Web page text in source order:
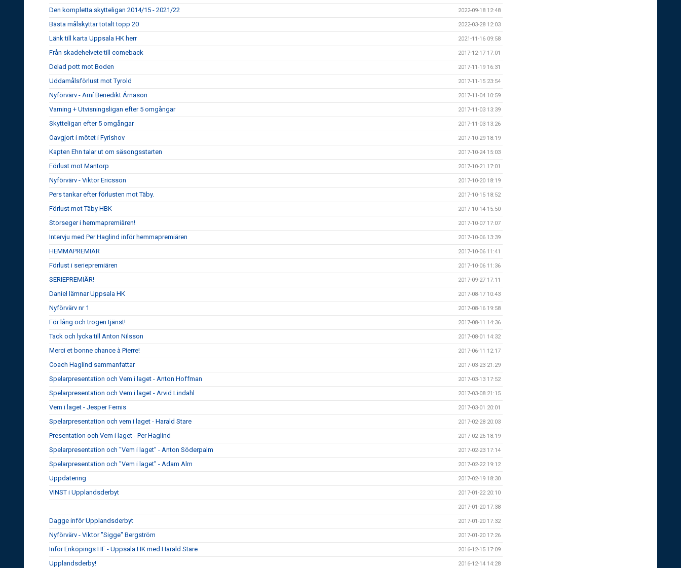
Den kompletta skytteligan 2014/15 - 2021/22 2022-09-18 12:48
Bästa målskyttar totalt topp 20 2022-03-28 12:03
Länk till karta Uppsala HK herr 2021-11-16 09:58
Från skadehelvete till comeback 2017-12-17 17:01
Delad pott mot Boden 2017-11-19 16:31
Uddamålsförlust mot Tyrold 2017-11-15 23:54
Nyförvärv - Arní Benedikt Árnason 2017-11-04 10:59
Varning + Utvisningsligan efter 5 omgångar 2017-11-03 13:39
Skytteligan efter 5 omgångar 2017-11-03 13:26
Oavgjort i mötet i Fyrishov 2017-10-29 18:19
Kapten Ehn talar ut om säsongsstarten 2017-10-24 15:03
Förlust mot Mantorp 2017-10-21 17:01
Nyförvärv - Viktor Ericsson 2017-10-20 18:19
Pers tankar efter förlusten mot Täby. 2017-10-15 18:52
Förlust mot Täby HBK 2017-10-14 15:50
Storseger i hemmapremiären! 2017-10-07 17:07
Intervju med Per Haglind inför hemmapremiären 2017-10-06 13:39
HEMMAPREMIÄR 2017-10-06 11:41
Förlust i seriepremiären 2017-10-06 11:36
SERIEPREMIÄR! 2017-09-27 17:11
Daniel lämnar Uppsala HK 2017-08-17 10:43
Nyförvärv nr 1 2017-08-16 19:58
För lång och trogen tjänst! 2017-08-11 14:36
Tack och lycka till Anton Nilsson 2017-08-01 14:32
Merci et bonne chance à Pierre! 2017-06-11 12:17
Coach Haglind sammanfattar 2017-03-23 21:29
Spelarpresentation och Vem i laget - Anton Hoffman 2017-03-13 17:52
Spelarpresentation och Vem i laget - Arvid Lindahl 2017-03-08 21:15
Vem i laget - Jesper Fernis 2017-03-01 20:01
Spelarpresentation och vem i laget - Harald Stare 2017-02-28 20:03
Presentation och Vem i laget - Per Haglind 2017-02-26 18:19
Spelarpresentation och "Vem i laget" - Anton Söderpalm 2017-02-23 17:14
Spelarpresentation och "Vem i laget" - Adam Alm 2017-02-22 19:12
Uppdatering 2017-02-19 18:30
VINST i Upplandsderbyt 2017-01-22 20:10
2017-01-20 17:38
Dagge inför Upplandsderbyt 2017-01-20 17:32
Nyförvärv - Viktor "Sigge" Bergström 2017-01-20 17:26
Inför Enköpings HF - Uppsala HK med Harald Stare 2016-12-15 17:09
Upplandsderby! 2016-12-14 14:28